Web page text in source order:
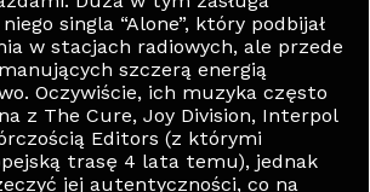
singla “Alone”, który podbijał
w stacjach radiowych, ale przede
szczerą energią
Oczywiście, ich muzyka często
z The Cure, Joy Division, Interpol
Editors (z którymi
trasę 4 lata temu), jednak
jej autentyczności, co na